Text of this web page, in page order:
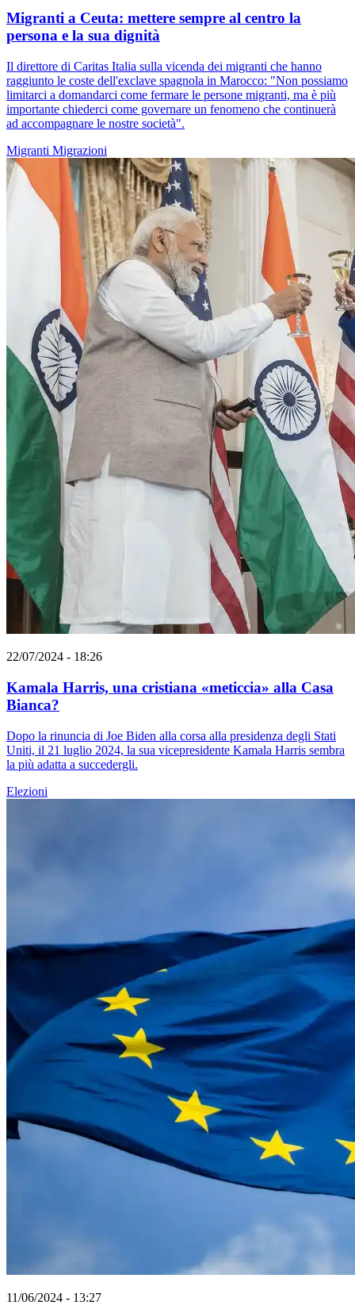
Migranti a Ceuta: mettere sempre al centro la
persona e la sua dignità
Il direttore di Caritas Italia sulla vicenda dei migranti che hanno
raggiunto le coste dell'exclave spagnola in Marocco: "Non possiamo
limitarci a domandarci come fermare le persone migranti, ma è più
importante chiederci come governare un fenomeno che continuerà
ad accompagnare le nostre società".
Migranti Migrazioni
22/07/2024 - 18:26
Kamala Harris, una cristiana «meticcia» alla Casa
Bianca?
Dopo la rinuncia di Joe Biden alla corsa alla presidenza degli Stati
Uniti, il 21 luglio 2024, la sua vicepresidente Kamala Harris sembra
la più adatta a succedergli.
Elezioni
11/06/2024 - 13:27